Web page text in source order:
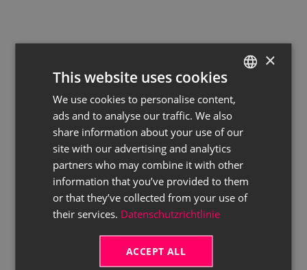
GERMAN
×
This website uses cookies
We use cookies to personalise content,
ads and to analyse our traffic. We also
share information about your use of our
site with our advertising and analytics
partners who may combine it with other
information that you’ve provided to them
or that they’ve collected from your use of
their services. Datenschutzrichtlinie
ACCEPT ALL